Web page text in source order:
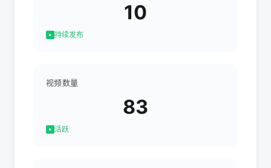
10
持续发布
视频数量
83
活跃